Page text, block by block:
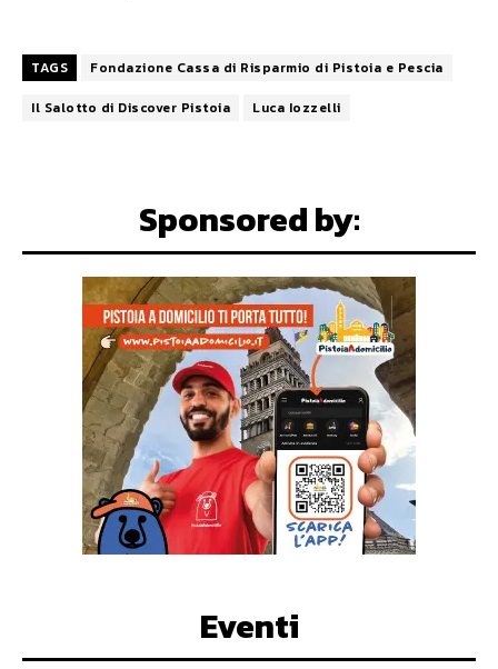
TAGS
Fondazione Cassa di Risparmio di Pistoia e Pescia
Il Salotto di Discover Pistoia
Luca Iozzelli
Sponsored by:
Eventi